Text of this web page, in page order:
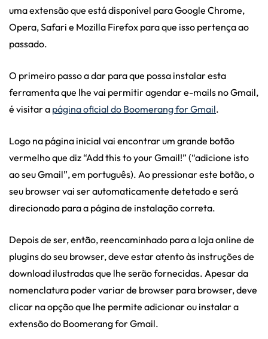
uma extensão que está disponível para Google Chrome,
Opera, Safari e Mozilla Firefox para que isso pertença ao
passado.
O primeiro passo a dar para que possa instalar esta
ferramenta que lhe vai permitir agendar e-mails no Gmail,
é visitar a página oficial do Boomerang for Gmail.
Logo na página inicial vai encontrar um grande botão
vermelho que diz “Add this to your Gmail!” (“adicione isto
ao seu Gmail”, em português). Ao pressionar este botão, o
seu browser vai ser automaticamente detetado e será
direcionado para a página de instalação correta.
Depois de ser, então, reencaminhado para a loja online de
plugins do seu browser, deve estar atento às instruções de
download ilustradas que lhe serão fornecidas. Apesar da
nomenclatura poder variar de browser para browser, deve
clicar na opção que lhe permite adicionar ou instalar a
extensão do Boomerang for Gmail.